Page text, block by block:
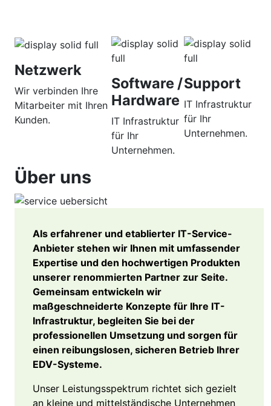
Netzwerk
Wir verbinden Ihre
Mitarbeiter mit Ihren
Kunden.
Software /
Hardware
IT Infrastruktur
für Ihr
Unternehmen.
Support
IT Infrastruktur
für Ihr
Unternehmen.
Über uns
Als erfahrener und etablierter IT-Service-
Anbieter stehen wir Ihnen mit umfassender
Expertise und den hochwertigen Produkten
unserer renommierten Partner zur Seite.
Gemeinsam entwickeln wir
maßgeschneiderte Konzepte für Ihre IT-
Infrastruktur, begleiten Sie bei der
professionellen Umsetzung und sorgen für
einen reibungslosen, sicheren Betrieb Ihrer
EDV-Systeme.
Unser Leistungsspektrum richtet sich gezielt
an kleine und mittelständische Unternehmen